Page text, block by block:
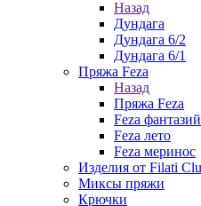
Назад
Дундага
Дундага 6/2
Дундага 6/1
Пряжа Feza
Назад
Пряжа Feza
Feza
Feza лето
Feza меринос
Изделия от Filati
Миксы пряжи
Крючки